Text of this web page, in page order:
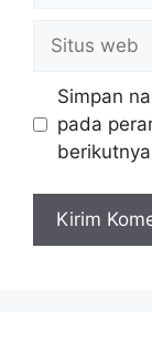
web
Simpan
pada